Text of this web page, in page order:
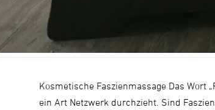
Kosmetische Faszienmassage Das Wort
ein Art Netzwerk durchzieht. Sind